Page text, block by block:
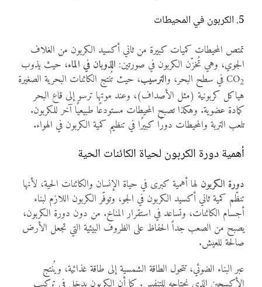
5. الكربون في المحيطات
تمتص المحيطات كميات كبيرة من ثاني أكسيد الكربون من الغلاف
الجوي، وهي تُخزّن الكربون في صورتين: الذوبان في الماء، حيث يذوب
CO2 في سطح البحر، والترسيب، حيث تُنتج الكائنات البحرية الصغيرة
هياكل كربونية (مثل الأصداف)، وعند موتها ترسو إلى قاع البحر
كمادة عضوية. وهكذا تصبح المحيطات مستودعًا طبيعيًا آخر للكربون.
تلعب التربة والمحيطات دورًا كبيرًا في تنظيم كمية الكربون في الهواء.
أهمية دورة الكربون لحياة الكائنات الحية
دورة الكربون لها أهمية كبرى في حياة الإنسان والكائنات الحية، لأنها
تنظّم كمية ثاني أكسيد الكربون في الجو، وتوفّر الكربون اللازم لبناء
أجسام الكائنات، وتساعد في استقرار المناخ. من دون دورة الكربون،
يصبح من الصعب جداً الحفاظ على الظروف البيئية التي تجعل الأرض
صالحة للعيش.
عبر البناء الضوئي، تتحول الطاقة الشمسية إلى طاقة غذائية، ويُنتج